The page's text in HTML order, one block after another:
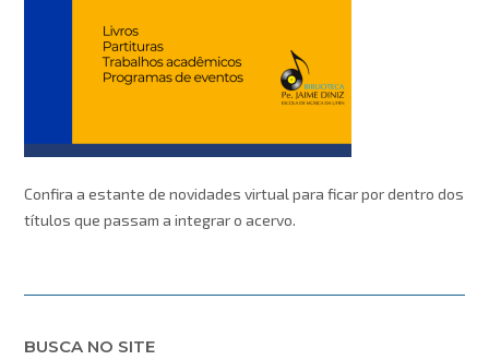
Confira a estante de novidades virtual para ficar por dentro dos
títulos que passam a integrar o acervo.
BUSCA NO SITE